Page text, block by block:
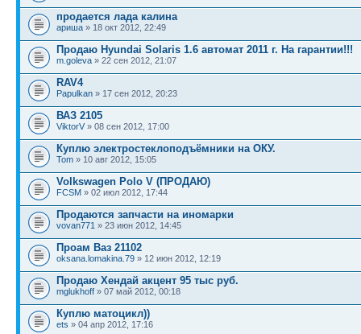
продается лада калина
ариша » 18 окт 2012, 22:49
Продаю Hyundai Solaris 1.6 автомат 2011 г. На гарантии!!!
m.goleva » 22 сен 2012, 21:07
RAV4
Papulkan » 17 сен 2012, 20:23
ВАЗ 2105
ViktorV » 08 сен 2012, 17:00
Куплю электростеклоподъёмники на ОКУ.
Tom » 10 авг 2012, 15:05
Volkswagen Polo V (ПРОДАЮ)
FCSM » 02 июл 2012, 17:44
Продаются запчасти на иномарки
vovan771 » 23 июн 2012, 14:45
Проам Ваз 21102
oksana.lomakina.79 » 12 июн 2012, 12:19
Продаю Хендай акцент 95 тыс руб.
mglukhoff » 07 май 2012, 00:18
Куплю матоцикл))
ets » 04 апр 2012, 17:16